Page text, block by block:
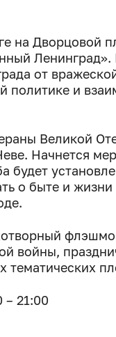
на Дворцовой
от
политике и
Великой
Начнется
будет
о быте и
войны,
тематических
– 21:00